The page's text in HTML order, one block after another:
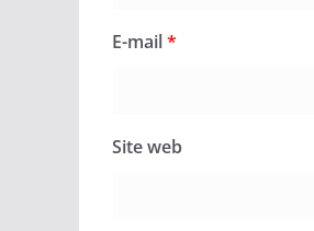
E-mail*
Site web